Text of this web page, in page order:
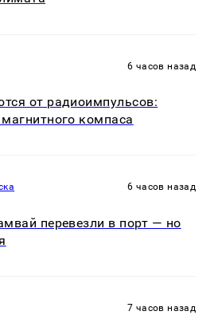
6 часов назад
от радиоимпульсов:
компаса
6 часов назад
перевезли в порт — но
7 часов назад